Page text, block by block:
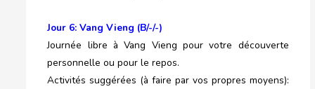
Jour 6: Vang Vieng (B/-/-)
Journée libre à Vang Vieng pour votre découverte
personnelle ou pour le repos.
Activités suggérées (à faire par vos propres moyens):